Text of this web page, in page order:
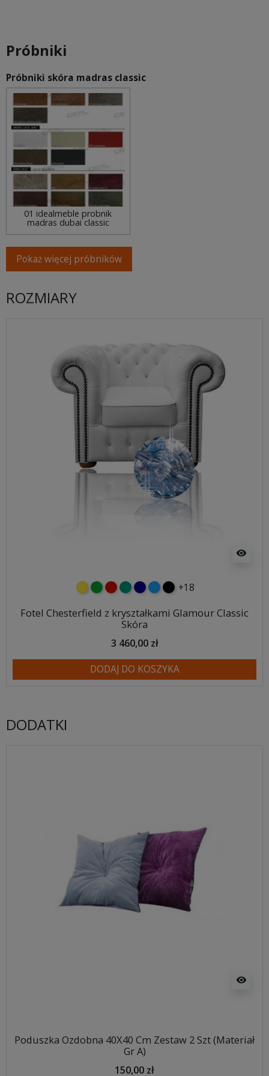
Próbniki
Próbniki skóra madras classic
01 idealmeble probnik
madras dubai classic
Pokaż więcej próbników
ROZMIARY
visibility
żółtyzielonyczerwony
turkusowy
granatowy
niebieski
czarny
+18
Fotel Chesterfield z kryształkami Glamour Classic
Skóra
3 460,00 zł
DODAJ DO KOSZYKA
DODATKI
visibility
Poduszka Ozdobna 40X40 Cm Zestaw 2 Szt (Materiał
Gr A)
150,00 zł